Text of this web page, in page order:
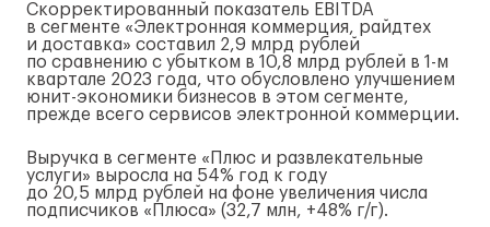
Скорректированный показатель EBITDA
в сегменте «Электронная коммерция, райдтех
и доставка» составил 2,9 млрд рублей
по сравнению с убытком в 10,8 млрд рублей в 1-м
квартале 2023 года, что обусловлено улучшением
юнит-экономики бизнесов в этом сегменте,
прежде всего сервисов электронной коммерции.
Выручка в сегменте «Плюс и развлекательные
услуги» выросла на 54% год к году
до 20,5 млрд рублей на фоне увеличения числа
подписчиков «Плюса» (32,7 млн, +48% г/г).